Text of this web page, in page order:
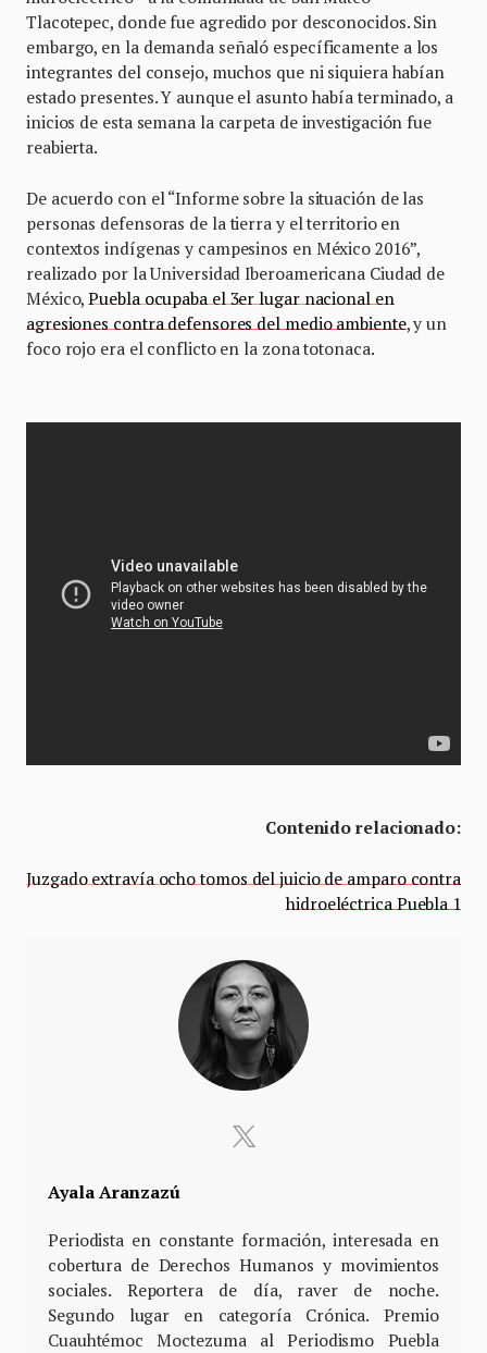
Tlacotepec, donde fue agredido por desconocidos. Sin
embargo, en la demanda señaló específicamente a los
integrantes del consejo, muchos que ni siquiera habían
estado presentes. Y aunque el asunto había terminado, a
inicios de esta semana la carpeta de investigación fue
reabierta.
De acuerdo con el “Informe sobre la situación de las
personas defensoras de la tierra y el territorio en
contextos indígenas y campesinos en México 2016”,
realizado por la Universidad Iberoamericana Ciudad de
México,Puebla ocupaba el 3er lugar nacional en
agresiones contra defensores del medio ambiente, y un
foco rojo era el conflicto en la zona totonaca.
Contenido relacionado:
Juzgado extravía ocho tomos del juicio de amparo contra
hidroeléctrica Puebla 1
Ayala Aranzazú
Periodista en constante formación, interesada en
cobertura de Derechos Humanos y movimientos
sociales. Reportera de día, raver de noche.
Segundo lugar en categoría Crónica. Premio
Cuauhtémoc Moctezuma al Periodismo Puebla